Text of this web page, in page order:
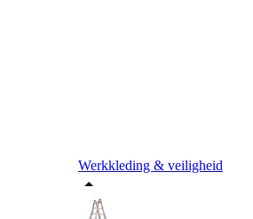
Werkkleding & veiligheid